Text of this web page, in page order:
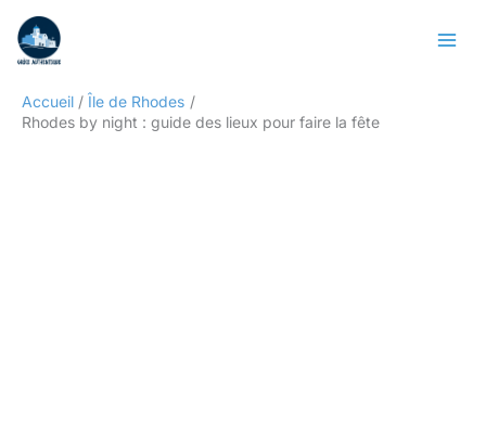
contenu
Accueil
Île de Rhodes
Rhodes by night : guide des lieux pour faire la fête
Rechercher